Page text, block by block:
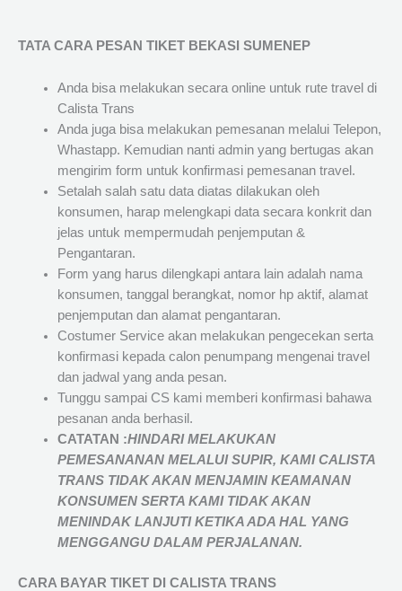
TATA CARA PESAN TIKET BEKASI SUMENEP
Anda bisa melakukan secara online untuk rute travel di
Calista Trans
Anda juga bisa melakukan pemesanan melalui Telepon,
Whastapp. Kemudian nanti admin yang bertugas akan
mengirim form untuk konfirmasi pemesanan travel.
Setalah salah satu data diatas dilakukan oleh
konsumen, harap melengkapi data secara konkrit dan
jelas untuk mempermudah penjemputan &
Pengantaran.
Form yang harus dilengkapi antara lain adalah nama
konsumen, tanggal berangkat, nomor hp aktif, alamat
penjemputan dan alamat pengantaran.
Costumer Service akan melakukan pengecekan serta
konfirmasi kepada calon penumpang mengenai travel
dan jadwal yang anda pesan.
Tunggu sampai CS kami memberi konfirmasi bahawa
pesanan anda berhasil.
CATATAN :HINDARI MELAKUKAN
PEMESANANAN MELALUI SUPIR, KAMICALISTA
TRANSTIDAK AKAN MENJAMINKEAMANAN
KONSUMEN SERTA KAMI TIDAK AKAN
MENINDAK LANJUTI KETIKA ADA HAL YANG
MENGGANGU DALAM PERJALANAN.
CARA BAYAR TIKET DI CALISTA TRANS